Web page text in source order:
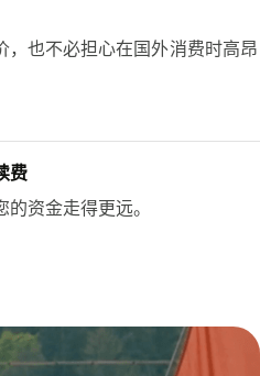
，也不必担心在国外消费时高昂
费
资金走得更远。